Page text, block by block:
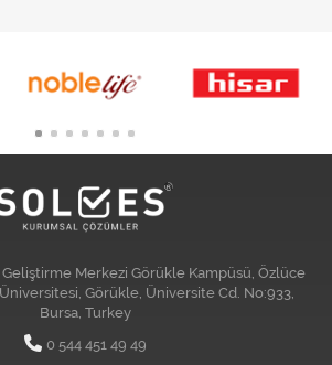
Merkezi Görükle Kampüsü, Özlüce
Görükle, Üniversite Cd. No:933,
Bursa, Turkey
0 544 451 49 49